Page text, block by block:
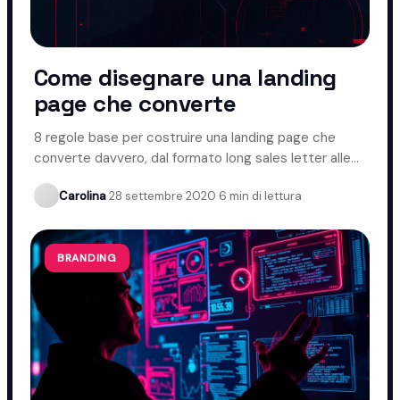
Come disegnare una landing
page che converte
8 regole base per costruire una landing page che
converte davvero, dal formato long sales letter alle
CTA ripetute.
Carolina·28 settembre 2020·6 min di lettura
BRANDING